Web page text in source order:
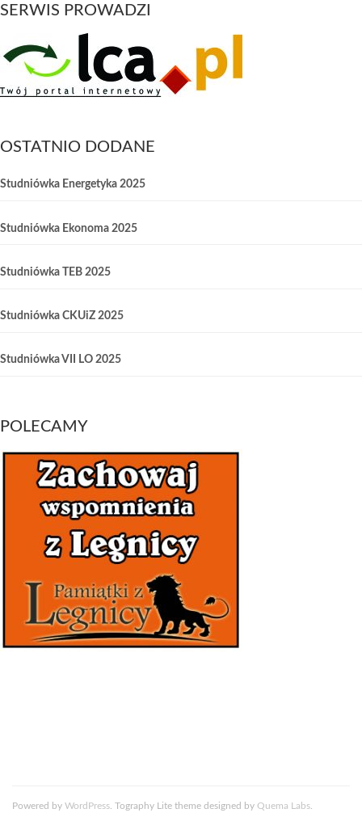
SERWIS PROWADZI
OSTATNIO DODANE
Studniówka Energetyka 2025
Studniówka Ekonoma 2025
Studniówka TEB 2025
Studniówka CKUiZ 2025
Studniówka VII LO 2025
POLECAMY
Powered by WordPress . Tography Lite theme designed by Quema Labs